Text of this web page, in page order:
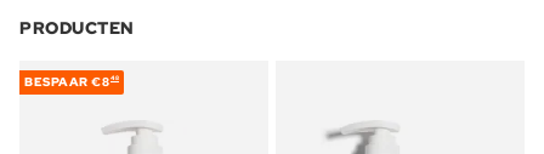
PRODUCTEN
BESPAAR €848